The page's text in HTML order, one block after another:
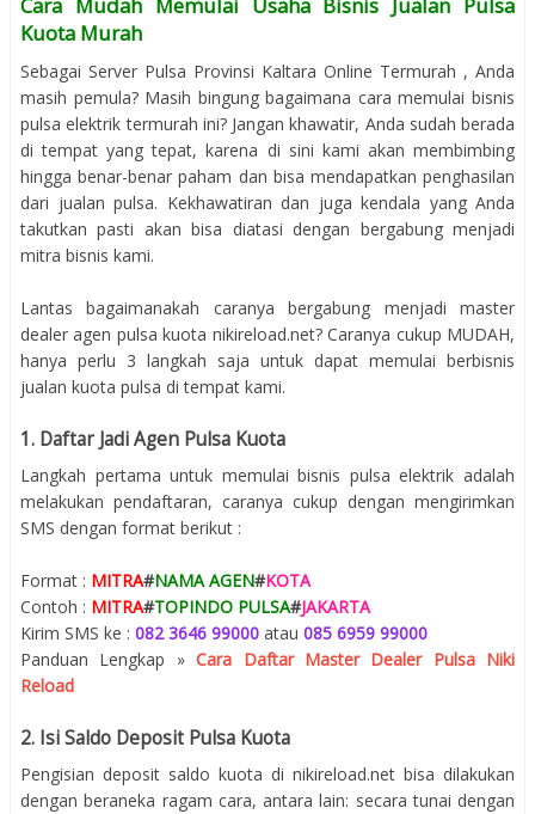
Kuota Murah
Sebagai Server Pulsa Provinsi Kaltara Online Termurah , Anda
masih pemula? Masih bingung bagaimana cara memulai bisnis
pulsa elektrik termurah ini? Jangan khawatir, Anda sudah berada
di tempat yang tepat, karena di sini kami akan membimbing
hingga benar-benar paham dan bisa mendapatkan penghasilan
dari jualan pulsa. Kekhawatiran dan juga kendala yang Anda
takutkan pasti akan bisa diatasi dengan bergabung menjadi
mitra bisnis kami.
Lantas bagaimanakah caranya bergabung menjadi master
dealer agen pulsa kuota nikireload.net? Caranya cukup MUDAH,
hanya perlu 3 langkah saja untuk dapat memulai berbisnis
jualan kuota pulsa di tempat kami.
1. Daftar Jadi Agen Pulsa Kuota
Langkah pertama untuk memulai bisnis pulsa elektrik adalah
melakukan pendaftaran, caranya cukup dengan mengirimkan
SMS dengan format berikut :
Format : MITRA#NAMA AGEN#KOTA
Contoh : MITRA#TOPINDO PULSA#JAKARTA
Kirim SMS ke : 082 3646 99000 atau 085 6959 99000
Panduan Lengkap »Cara Daftar Master Dealer Pulsa Niki
Reload
2. Isi Saldo Deposit Pulsa Kuota
Pengisian deposit saldo kuota di nikireload.net bisa dilakukan
dengan beraneka ragam cara, antara lain: secara tunai dengan